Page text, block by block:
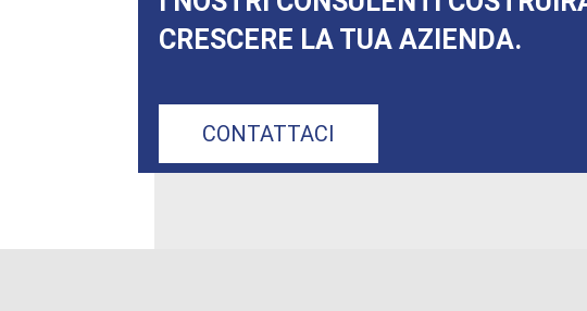
CRESCERE LA TUA AZIENDA.
CONTATTACI